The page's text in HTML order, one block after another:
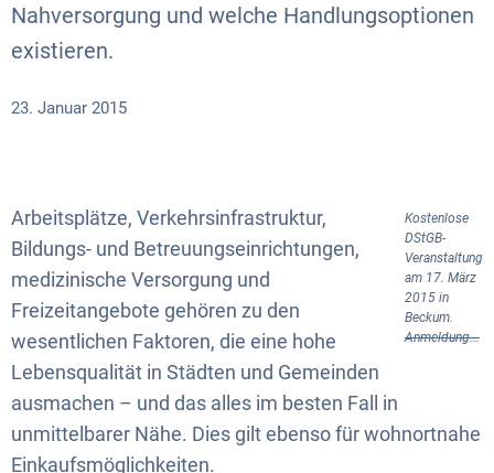
Nahversorgung und welche Handlungsoptionen
existieren.
23. Januar 2015
Kostenlose
DStGB-
Veranstaltung
am 17. März
2015 in
Anmeldung...
Arbeitsplätze, Verkehrsinfrastruktur,
Bildungs- und Betreuungseinrichtungen,
medizinische Versorgung und
Freizeitangebote gehören zu den
wesentlichen Faktoren, die eine hohe
Lebensqualität in Städten und Gemeinden
ausmachen – und das alles im besten Fall in
unmittelbarer Nähe. Dies gilt ebenso für wohnortnahe
Einkaufsmöglichkeiten.